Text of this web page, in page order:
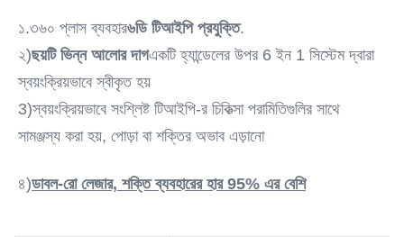
১.৩৬০ প্লাস ব্যবহার৬ডি টিআইপি প্রযুক্তি.
২)ছয়টি ভিন্ন আলোর দাগএকটি হ্যান্ডেলের উপর 6 ইন 1 সিস্টেম দ্বারা
স্বয়ংক্রিয়ভাবে স্বীকৃত হয়
3)স্বয়ংক্রিয়ভাবে সংশ্লিষ্ট টিআইপি-র চিকিত্সা পরামিতিগুলির সাথে
সামঞ্জস্য করা হয়, পোড়া বা শক্তির অভাব এড়ানো
৪)ডাবল-রো লেজার, শক্তি ব্যবহারের হার 95% এর বেশি